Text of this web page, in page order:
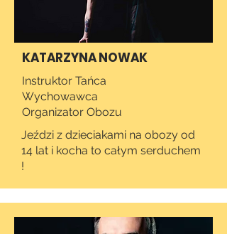
KATARZYNA NOWAK
Instruktor Tańca
Wychowawca
Organizator Obozu
Jeździ z dzieciakami na obozy od
14 lat i kocha to całym serduchem
!